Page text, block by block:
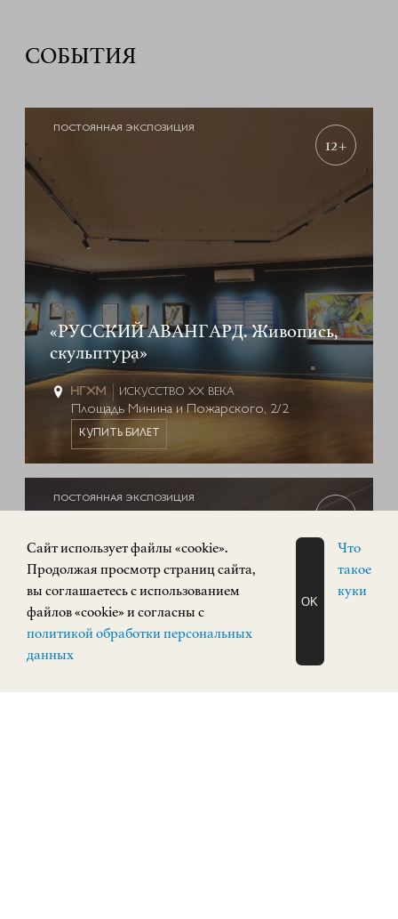
СОБЫТИЯ
ПОСТОЯННАЯ ЭКСПОЗИЦИЯ
12+
«РУССКИЙ АВАНГАРД. Живопись,
скульптура»
ИСКУССТВО XX ВЕКА
Площадь Минина и Пожарского, 2/2
КУПИТЬ БИЛЕТ
ПОСТОЯННАЯ ЭКСПОЗИЦИЯ
0+
ЗАПИСАТЬСЯ
НА ЭКСКУРСИЮ
Cайт использует файлы «cookie».
Продолжая просмотр страниц сайта,
вы соглашаетесь с использованием
файлов «cookie» и согласны с
политикой обработки персональных
данных
OK
Что
такое
куки